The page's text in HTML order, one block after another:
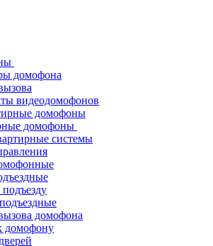
домофона
видеодомофонов
домофоны
системы
домофона
домофону